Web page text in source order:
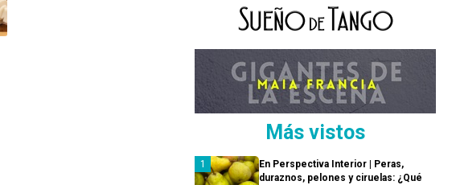
Más vistos
En Perspectiva Interior | Peras,
duraznos, pelones y ciruelas: ¿Qué